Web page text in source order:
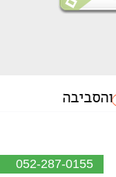
והסביבה
052-287-0155